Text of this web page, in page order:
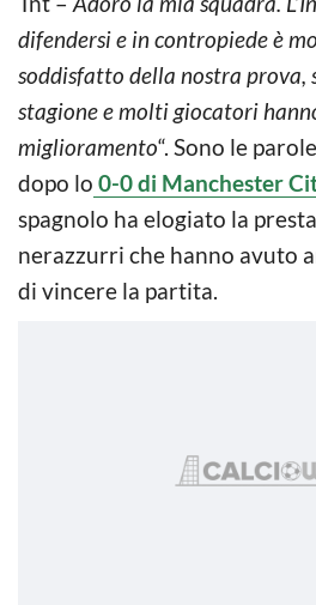
difendersi e in contropiede è
soddisfatto della nostra prova,
stagione e molti giocatori
miglioramento“. Sono le
dopo lo 0-0 di Manchester
spagnolo ha elogiato la
nerazzurri che hanno avuto
di vincere la partita.